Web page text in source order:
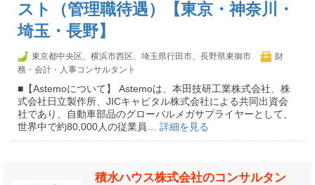
スト（管理職待遇）【東京・神奈川・
埼玉・長野】
東京都中央区、横浜市西区、埼玉県行田市、長野県東御市
財
務・会計・人事コンサルタント
■【Astemoについて】 Astemoは、本田技研工業株式会社、株
式会社日立製作所、JICキャピタル株式会社による共同出資会
社であり、自動車部品のグローバルメガサプライヤーとして、
世界中で約80,000人の従業員… 詳細を見る
積水ハウス株式会社のコンサルタン